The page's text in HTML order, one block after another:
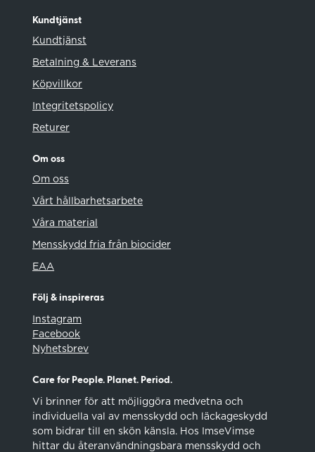
Kundtjänst
Kundtjänst
Betalning & Leverans
Köpvillkor
Integritetspolicy
Returer
Om oss
Om oss
Vårt hållbarhetsarbete
Våra material
Mensskydd fria från biocider
EAA
Följ & inspireras
Instagram
Facebook
Nyhetsbrev
Care for People. Planet. Period.
Vi brinner för att möjliggöra medvetna och
individuella val av mensskydd och läckageskydd
som bidrar till en skön känsla. Hos ImseVimse
hittar du återanvändningsbara mensskydd och